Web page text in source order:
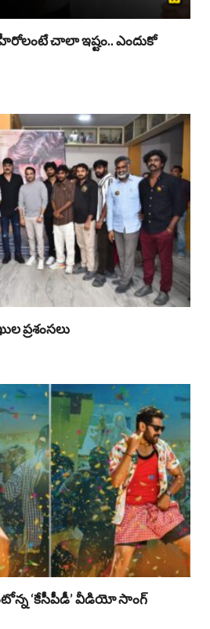
చాలా ఇష్టం.. ఎందుకో
ప్రశంసలు
‘కేసీపీడీ’ వీడియో సాంగ్